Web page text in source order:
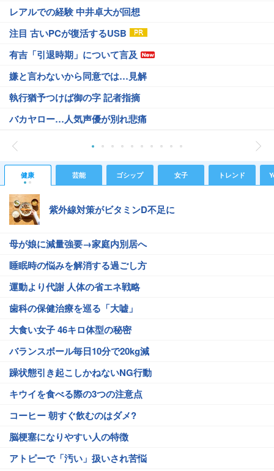
レアルでの経験 中井卓大が回想
注目 古いPCが復活するUSB
有吉「引退時期」について言及
嫌と言わないから同意では…見解
執行猶予つけば御の字 記者指摘
バカヤロー…人気声優が別れ悲痛
健康 芸能 ゴシップ 女子 トレンド
紫外線対策がビタミンD不足に
母が娘に減量強要→家庭内別居へ
睡眠時の悩みを解消する過ごし方
運動より代謝 人体の省エネ戦略
歯科の保健治療を巡る「大嘘」
大食い女子 46キロ体型の秘密
バランスボール毎日10分で20kg減
躁状態引き起こしかねないNG行動
キウイを食べる際の3つの注意点
コーヒー 朝すぐ飲むのはダメ?
脳梗塞になりやすい人の特徴
アトピーで「汚い」扱いされ苦悩